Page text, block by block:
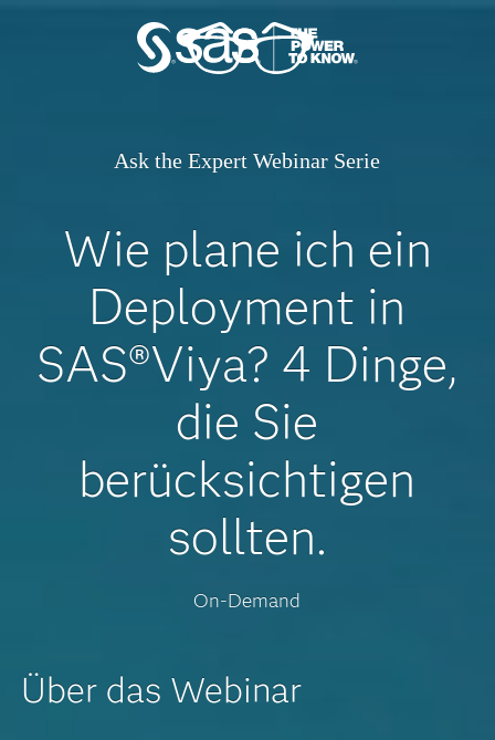
Ask the Expert Webinar Serie
Wie plane ich ein
Deployment in
SAS®Viya? 4 Dinge,
die Sie
berücksichtigen
sollten.
On-Demand
Über das Webinar